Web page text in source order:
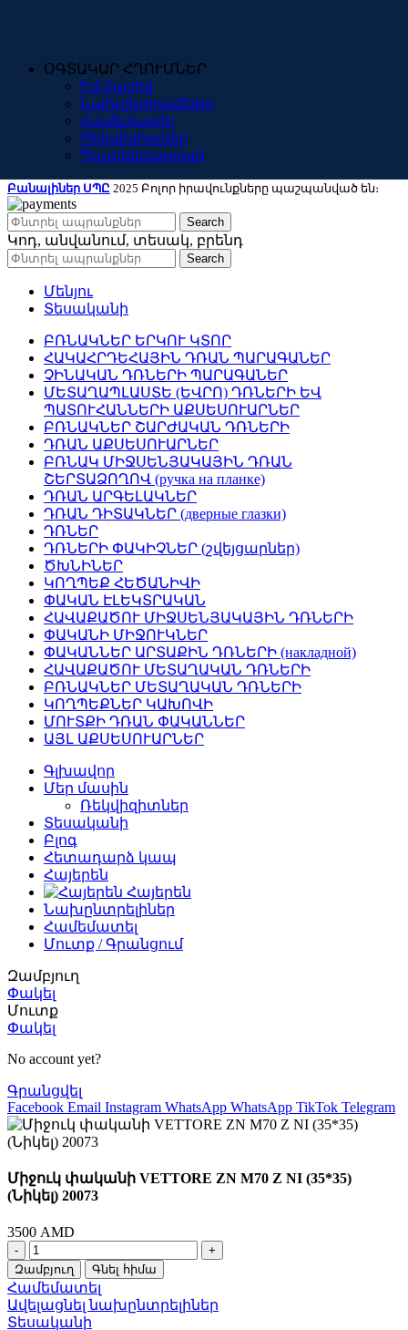
ՕԳՏԱԿԱՐ ՀՂՈՒՄՆԵՐ
Իմ Հաշիվ
Նախընտրածներ
Համեմատել
Ռեկվիզիտներ
Պատկերասրահ
Բանալիներ ՍՊԸ 2025 Բոլոր իրավունքները պաշպանված են։
Search
Կոդ, անվանում, տեսակ, բրենդ
Search
Մենյու
Տեսականի
ԲՌՆԱԿՆԵՐ ԵՐԿՈՒ ԿՏՈՐ
ՀԱԿԱՀՐԴԵՀԱՅԻՆ ԴՌԱՆ ՊԱՐԱԳԱՆԵՐ
ՉԻՆԱԿԱՆ ԴՌՆԵՐԻ ՊԱՐԱԳԱՆԵՐ
ՄԵՏԱՂԱՊԼԱՍՏԵ (ԵՎՐՈ) ԴՌՆԵՐԻ ԵՎ
ՊԱՏՈՒՀԱՆՆԵՐԻ ԱՔՍԵՍՈՒԱՐՆԵՐ
ԲՌՆԱԿՆԵՐ ՇԱՐԺԱԿԱՆ ԴՌՆԵՐԻ
ԴՌԱՆ ԱՔՍԵՍՈՒԱՐՆԵՐ
ԲՌՆԱԿ ՄԻՋՍԵՆՅԱԿԱՅԻՆ ԴՌԱՆ
ՇԵՐՏԱՁՈՂՈՎ (ручка на планке)
ԴՌԱՆ ԱՐԳԵԼԱԿՆԵՐ
ԴՌԱՆ ԴԻՏԱԿՆԵՐ (дверные глазки)
ԴՌՆԵՐ
ԴՌՆԵՐԻ ՓԱԿԻՉՆԵՐ (շվեյցարներ)
ԾԽՆԻՆԵՐ
ԿՈՂՊԵՔ ՀԵԾԱՆԻՎԻ
ՓԱԿԱՆ ԷԼԵԿՏՐԱԿԱՆ
ՀԱՎԱՔԱԾՈՒ ՄԻՋՍԵՆՅԱԿԱՅԻՆ ԴՌՆԵՐԻ
ՓԱԿԱՆԻ ՄԻՋՈՒԿՆԵՐ
ՓԱԿԱՆՆԵՐ ԱՐՏԱՔԻՆ ԴՌՆԵՐԻ (накладной)
ՀԱՎԱՔԱԾՈՒ ՄԵՏԱՂԱԿԱՆ ԴՌՆԵՐԻ
ԲՌՆԱԿՆԵՐ ՄԵՏԱՂԱԿԱՆ ԴՌՆԵՐԻ
ԿՈՂՊԵՔՆԵՐ ԿԱԽՈՎԻ
ՄՈՒՏՔԻ ԴՌԱՆ ՓԱԿԱՆՆԵՐ
ԱՅԼ ԱՔՍԵՍՈՒԱՐՆԵՐ
Գլխավոր
Մեր մասին
Ռեկվիզիտներ
Տեսականի
Բլոգ
Հետադարձ կապ
Հայերեն
Հայերեն
Նախընտրելիներ
Համեմատել
Մուտք / Գրանցում
Զամբյուղ
Փակել
Մուտք
Փակել
No account yet?
Գրանցվել
Facebook Email Instagram WhatsApp WhatsApp TikTok Telegram
Միջուկ փականի VETTORE ZN M70 Z NI (35*35)
(Նիկել) 20073
3500 AMD
Միջուկ
փականի
VETTORE
ZN
M70
Զամբյուղ Գնել հիմա
Համեմատել
Ավելացնել նախընտրելիներ
Տեսականի